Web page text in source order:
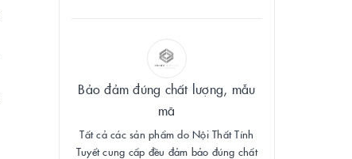
Bảo đảm đúng chất lượng, mẫu
mã
Tất cả các sản phẩm do Nội Thất Tính
Tuyết cung cấp đều đảm bảo đúng chất